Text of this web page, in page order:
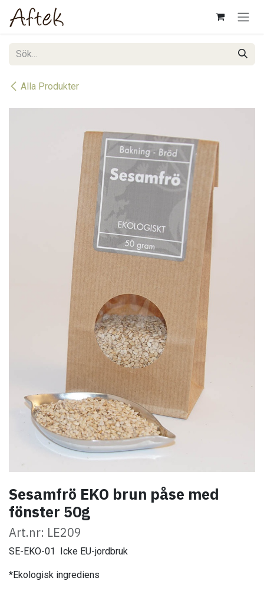
Hoppa till innehåll
Alla Produkter
Sesamfrö EKO brun påse med
fönster 50g
Art.nr: LE209
SE-EKO-01 Icke EU-jordbruk
*Ekologisk ingrediens